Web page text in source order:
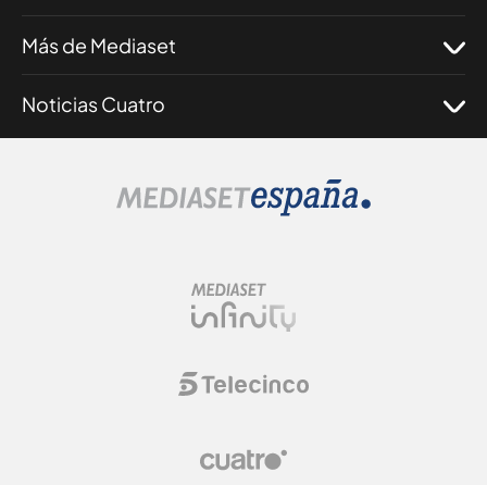
Más de Mediaset
Noticias Cuatro